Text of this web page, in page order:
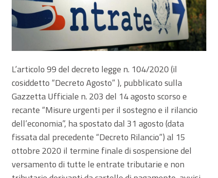
L’articolo 99 del decreto legge n. 104/2020 (il
cosiddetto “Decreto Agosto” ), pubblicato sulla
Gazzetta Ufficiale n. 203 del 14 agosto scorso e
recante “Misure urgenti per il sostegno e il rilancio
dell’economia”, ha spostato dal 31 agosto (data
fissata dal precedente “Decreto Rilancio”) al 15
ottobre 2020 il termine finale di sospensione del
versamento di tutte le entrate tributarie e non